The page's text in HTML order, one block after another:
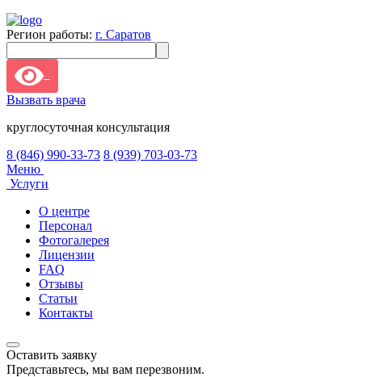
Регион работы: г. Саратов
Вызвать врача
круглосуточная консультация
8 (846) 990-33-73 8 (939) 703-03-73
Меню
Услуги
О центре
Персонал
Фотогалерея
Лицензии
FAQ
Отзывы
Статьи
Контакты
Оставить заявку
Представьтесь, мы вам перезвоним.